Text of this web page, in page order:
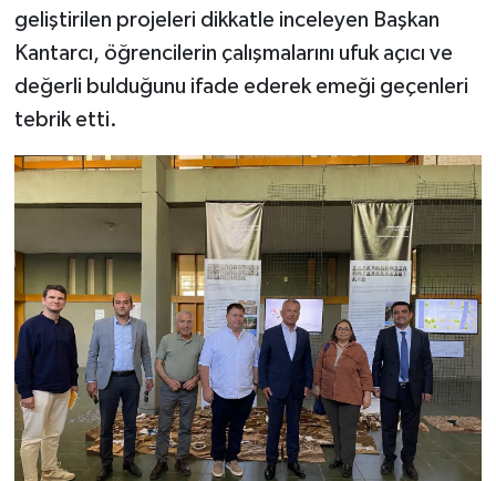
geliştirilen projeleri dikkatle inceleyen Başkan
Kantarcı, öğrencilerin çalışmalarını ufuk açıcı ve
değerli bulduğunu ifade ederek emeği geçenleri
tebrik etti.